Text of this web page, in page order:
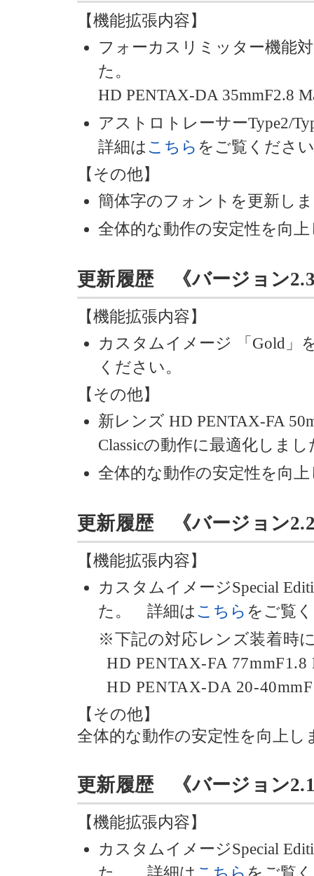
【機能拡張内容】
フォーカスリミッター機能
た。
HD PENTAX-DA 35mmF2.8
アストロトレーサーType2/
詳細は こちら をご覧くださ
【その他】
簡体字のフォントを更新し
全体的な動作の安定性を向
更新履歴 《バージョン
【機能拡張内容】
カスタムイメージ 「Gold
ください。
【その他】
新レンズ HD PENTAX-FA
Classicの動作に最適化しまし
全体的な動作の安定性を向
更新履歴 《バージョン
【機能拡張内容】
カスタムイメージSpecial
た。 詳細は こちら をご覧
※下記の対応レンズ装着時
HD PENTAX-FA 77mmF1.8
HD PENTAX-DA 20-
【その他】
全体的な動作の安定性を向上し
更新履歴 《バージョン
【機能拡張内容】
カスタムイメージSpecial